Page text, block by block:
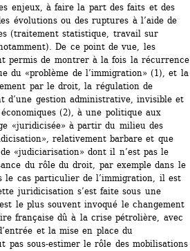
enjeux, à faire la part des faits et des
évolutions ou des ruptures à l’aide de
(traitement statistique, travail sur
De ce point de vue, les
permis de montrer à la fois la récurrence
du «problème de l’immigration» (1), et la
par le droit, la régulation de
d’une gestion administrative, invisible et
(2), à une politique aux
«juridicisée» à partir du milieu des
relativement barbare et que
«judiciarisation» dont il n’est pas le
du rôle du droit, par exemple dans le
le cas particulier de l’immigration, il est
juridicisation s’est faite sous une
le plus souvent invoqué le changement
française dû à la crise pétrolière, avec
et la mise en place du
pas sous-estimer le rôle des mobilisations